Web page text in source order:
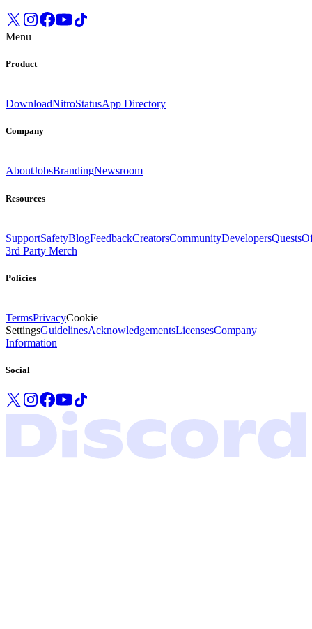
Menu
Product
DownloadNitroStatusApp Directory
Company
AboutJobsBrandingNewsroom
Resources
SupportSafetyBlogFeedbackCreatorsCommunityDevelopersQuests
3rd Party Merch
Policies
TermsPrivacyCookie
SettingsGuidelinesAcknowledgementsLicensesCompany
Information
Social